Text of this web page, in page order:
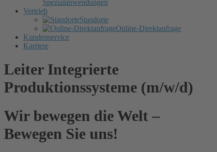
Spezialanwendungen
Vertrieb
Standorte
Online-Direktanfrage
Kundenservice
Karriere
Leiter Integrierte
Produktionssysteme (m/w/d)
Wir bewegen die Welt –
Bewegen Sie uns!